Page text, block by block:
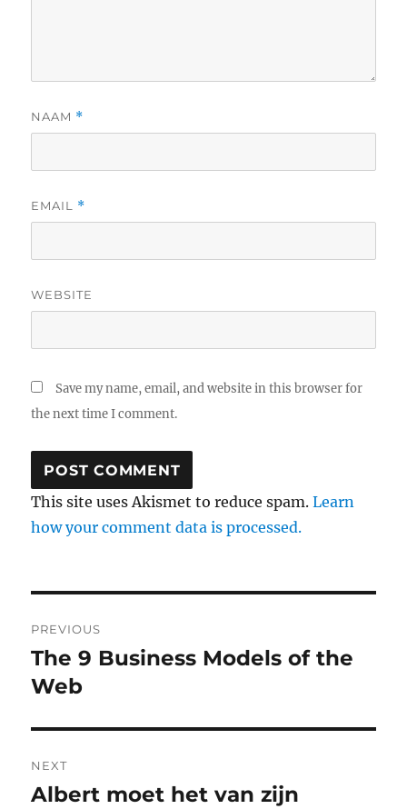
NAAM *
EMAIL *
WEBSITE
Save my name, email, and website in this browser for
the next time I comment.
This site uses Akismet to reduce spam.Learn
how your comment data is processed.
navigation
PREVIOUS
Previous
post:
The 9 Business Models of the
Web
NEXT
Next
Albert moet het van zijn